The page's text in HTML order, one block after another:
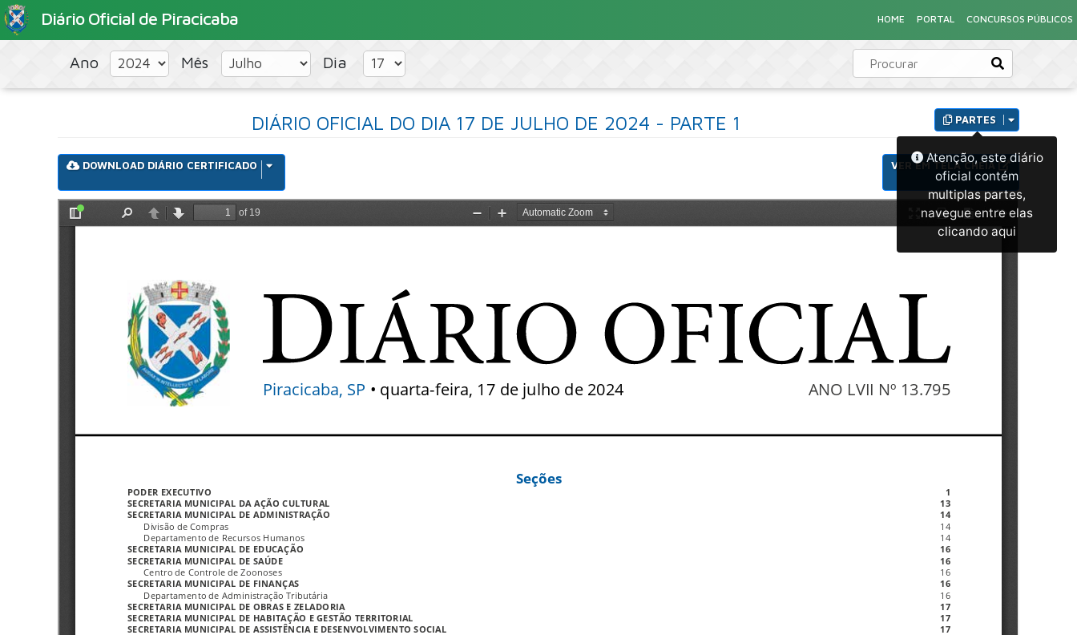
Diário Oficial de Piracicaba HOME PORTAL CONCURSOS PÚBLICOS
Ano Mês Dia
PARTES
DIÁRIO OFICIAL DO DIA 17 DE JULHO DE 2024 - PARTE 1
DOWNLOAD DIÁRIO CERTIFICADO VER EM TELA CHEIA
Atenção, este diário
oficial contém
multiplas partes,
navegue entre elas
clicando aqui